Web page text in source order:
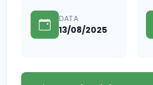
DATA
13/08/2025